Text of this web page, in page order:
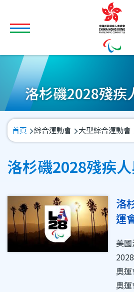
Toggle main menu
洛杉磯2028殘疾
導
航
連
結
首頁 綜合運動會 大型綜合運動會
洛杉磯2028殘疾
洛
運
美
奧
奧